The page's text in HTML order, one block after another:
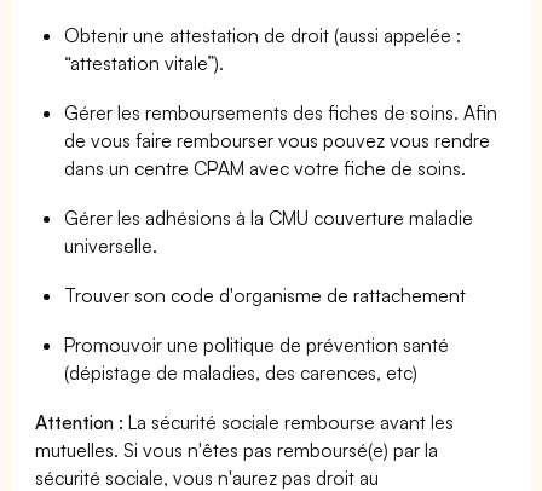
Obtenir une attestation de droit (aussi appelée :
“attestation vitale”).
Gérer les remboursements des fiches de soins. Afin
de vous faire rembourser vous pouvez vous rendre
dans un centre CPAM avec votre fiche de soins.
Gérer les adhésions à la CMU couverture maladie
universelle.
Trouver son code d'organisme de rattachement
Promouvoir une politique de prévention santé
(dépistage de maladies, des carences, etc)
Attention : La sécurité sociale rembourse avant les
mutuelles. Si vous n'êtes pas remboursé(e) par la
sécurité sociale, vous n'aurez pas droit au